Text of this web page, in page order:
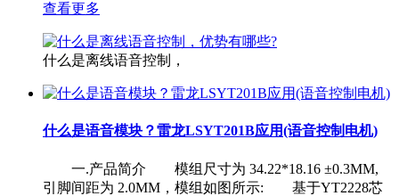
查看更多
什么是离线语音控制，
什么是语音模块？雷龙LSYT201B应用(语音控制电机)
一.产品简介 模组尺寸为 34.22*18.16 ±0.3MM,
引脚间距为 2.0MM，模组如图所示: 基于YT2228芯